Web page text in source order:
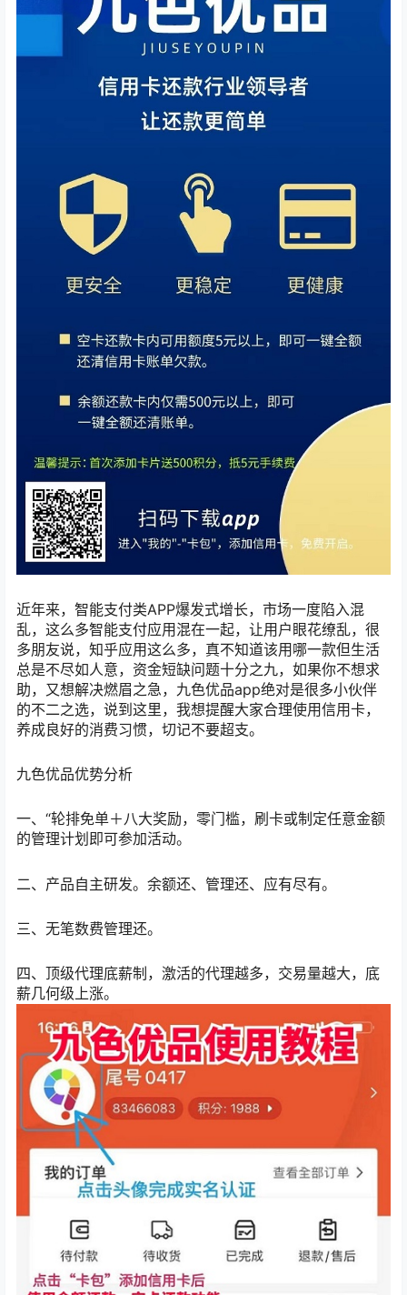
近年来，智能支付类APP爆发式增长，市场一度陷入混
乱，这么多智能支付应用混在一起，让用户眼花缭乱，很
多朋友说，知乎应用这么多，真不知道该用哪一款但生活
总是不尽如人意，资金短缺问题十分之九，如果你不想求
助，又想解决燃眉之急，九色优品app绝对是很多小伙伴
的不二之选，说到这里，我想提醒大家合理使用信用卡，
养成良好的消费习惯，切记不要超支。
九色优品优势分析
一、“轮排免单＋八大奖励，零门槛，刷卡或制定任意金额
的管理计划即可参加活动。
二、产品自主研发。余额还、管理还、应有尽‬有。
三、无笔数费管理还。
四、顶级代理底薪制，激活的代理越多，交易量越大，底
薪几何级上涨。